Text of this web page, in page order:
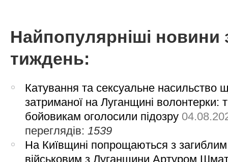
Найпопулярніші новини
тиждень:
Катування та сексуальне насильство
затриманої на Луганщині волонтерки:
бойовикам оголосили підозру
переглядів:1539
На Київщині попрощаються з загиблим
військовим з Луганщини Артуром